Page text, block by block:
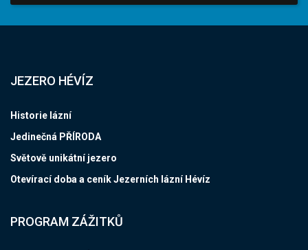
JEZERO HÉVÍZ
Historie lázní
Jedinečná PŘÍRODA
Světově unikátní jezero
Otevírací doba a ceník Jezerních lázní Hévíz
PROGRAM ZÁŽITKŮ